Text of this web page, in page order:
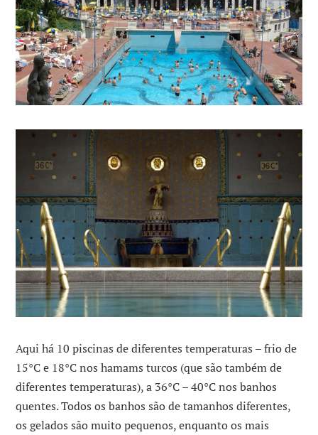
Aqui há 10 piscinas de diferentes temperaturas – frio de
15°C e 18°C nos hamams turcos (que são também de
diferentes temperaturas), a 36°C – 40°C nos banhos
quentes. Todos os banhos são de tamanhos diferentes,
os gelados são muito pequenos, enquanto os mais